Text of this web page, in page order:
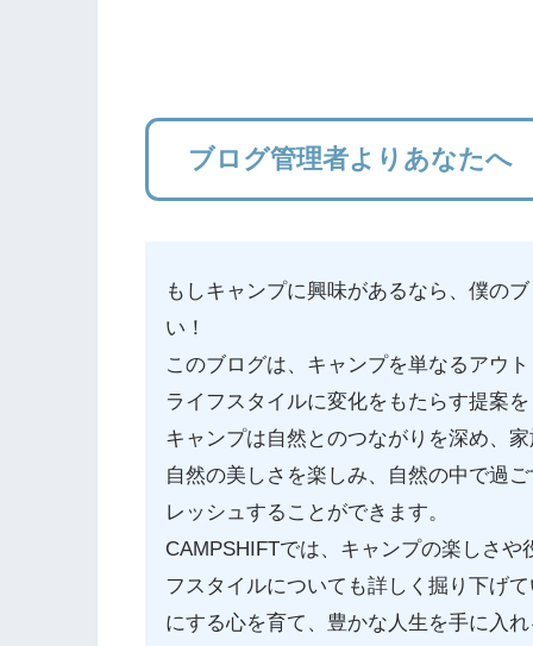
ブログ管理者よりあなたへ
もしキャンプに興味があるなら、僕の
い！
このブログは、キャンプを単なるアウ
ライフスタイルに変化をもたらす提案
キャンプは自然とのつながりを深め、
自然の美しさを楽しみ、自然の中で過
レッシュすることができます。
CAMPSHIFTでは、キャンプの楽しさ
フスタイルについても詳しく掘り下げ
にする心を育て、豊かな人生を手に入